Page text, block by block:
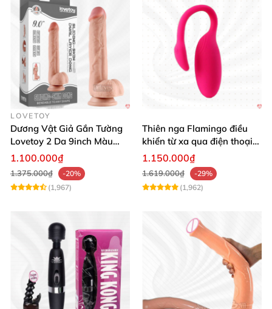
LOVETOY
Dương Vật Giả Gắn Tường
Lovetoy 2 Da 9inch Màu
Flesh Hàng Chính Hãng
1.100.000₫
1.375.000₫
-20%
(1,967)
Thiên nga Flamingo điều
khiển từ xa qua điện thoại
cực dễ dàng
1.150.000₫
1.619.000₫
-29%
(1,962)